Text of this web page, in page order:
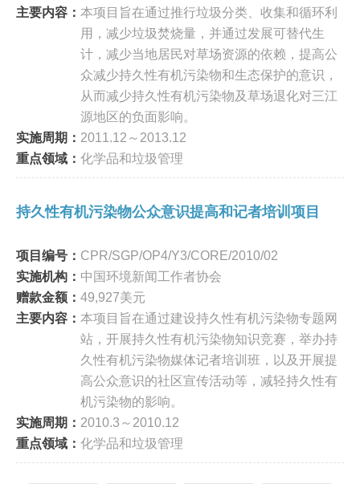
主要内容： 本项目旨在通过推行垃圾分类、收集和循环利
用，减少垃圾焚烧量，并通过发展可替代生
计，减少当地居民对草场资源的依赖，提高公
众减少持久性有机污染物和生态保护的意识，
从而减少持久性有机污染物及草场退化对三江
源地区的负面影响。
实施周期： 2011.12～2013.12
重点领域： 化学品和垃圾管理
持久性有机污染物公众意识提高和记者培训项目
项目编号： CPR/SGP/OP4/Y3/CORE/2010/02
实施机构： 中国环境新闻工作者协会
赠款金额： 49,927美元
主要内容： 本项目旨在通过建设持久性有机污染物专题网
站，开展持久性有机污染物知识竞赛，举办持
久性有机污染物媒体记者培训班，以及开展提
高公众意识的社区宣传活动等，减轻持久性有
机污染物的影响。
实施周期： 2010.3～2010.12
重点领域： 化学品和垃圾管理